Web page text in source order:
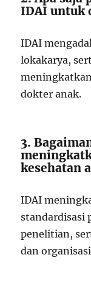
IDAI untuk
IDAI
lokakarya,
dokter anak.
3.
kesehatan
IDAI
standardisasi
penelitian,
dan